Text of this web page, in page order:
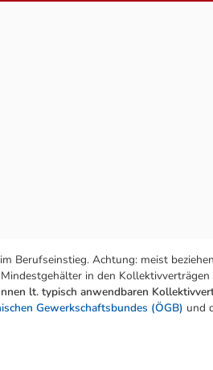
Berufseinstieg. Achtung: meist
in den
lt. typisch anwendbaren
Gewerkschaftsbundes (ÖGB) und